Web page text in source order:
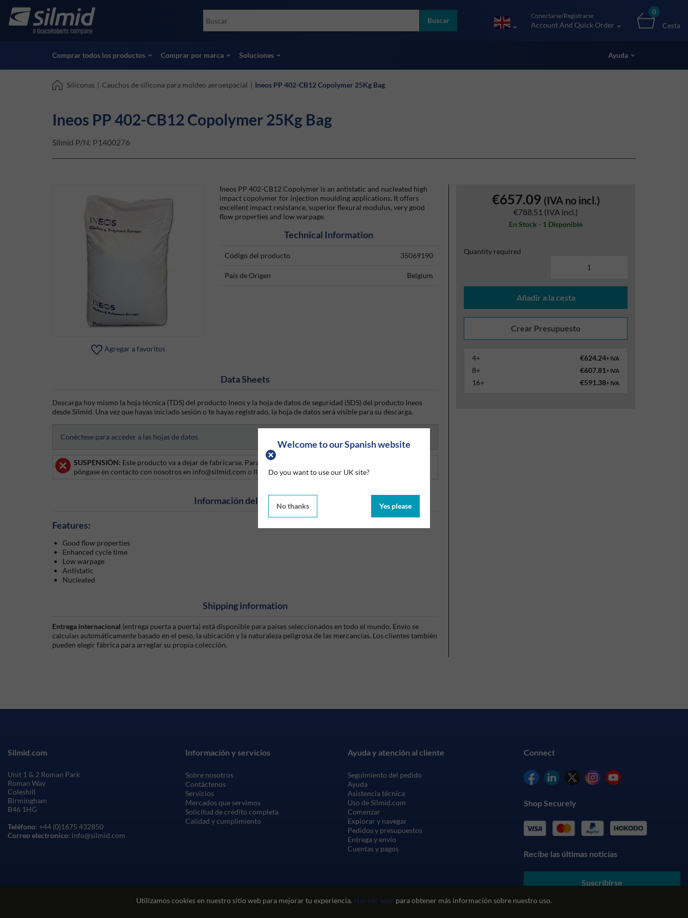
Welcome to our Spanish website
Do you want to use our UK site?
No thanks Yes please
Utilizamos cookies en nuestro sitio web para mejorar tu experiencia. Haz clic aquí para obtener más información sobre nuestro uso.
main
Accessories
Ensayos no destructivos (NDT)
Ver todos los productos
Socomore
Buscar
Conectarse/Registrarse
Account And Quick Order
0
Cesta
Comprar todos los productos Comprar por marca Soluciones Ayuda
Siliconas | Cauchos de silicona para moldeo aeroespacial | Ineos PP 402-CB12 Copolymer 25Kg Bag
Ineos PP 402-CB12 Copolymer 25Kg Bag
Silmid P/N: P1400276
Agregar a favoritos
€657.09 (IVA no incl.)
€788.51 (IVA incl.)
En Stock - 1 Disponible
Quantity required
Añadir a la cesta
4+ €624.24+ IVA
8+ €607.81+ IVA
16+ €591.38+ IVA
Ineos PP 402-CB12 Copolymer is an antistatic and nucleated high
impact copolymer for injection moulding applications. It offers
excellent impact resistance, superior flexural modulus, very good
flow properties and low warpage.
Technical Information
Código del producto 35069190
País de Origen Belgium
Data Sheets
Descarga hoy mismo la hoja técnica (TDS) del producto Ineos y la hoja de datos de seguridad (SDS) del producto Ineos
desde Silmid. Una vez que hayas iniciado sesión o te hayas registrado, la hoja de datos será visible para su descarga.
Conéctese para acceder a las hojas de datos
SUSPENSIÓN: Este producto va a dejar de fabricarse. Para obtener información sobre productos alternativos,
póngase en contacto con nosotros en info@silmid.com o llame al +44 (0)1675 432850.
Información del producto
Features:
Good flow properties
Enhanced cycle time
Low warpage
Antistatic
Nucleated
Shipping information
Entrega internacional (entrega puerta a puerta) está disponible para países seleccionados en todo el mundo. Envío se
calculan automáticamente basado en el peso, la ubicación y la naturaleza peligrosa de las mercancías. Los clientes también
pueden elegir fábrica para arreglar su propia colección.
Información y servicios
Sobre nosotros
Contáctenos
Servicios
Mercados que servimos
Solicitud de crédito completa
Calidad y cumplimiento
Ayuda y atención al cliente
Seguimiento del pedido
Ayuda
Asistencia técnica
Uso de Silmid.com
Comenzar
Explorar y navegar
Pedidos y presupuestos
Entrega y envío
Cuentas y pagos
Connect
Shop Securely
Recibe las últimas noticias
Suscribirse
Silmid.com
Unit 1 & 2 Roman Park
Roman Way
Coleshill
Birmingham
B46 1HG
Teléfono: +44 (0)1675 432850
Correo electronico: info@silmid.com